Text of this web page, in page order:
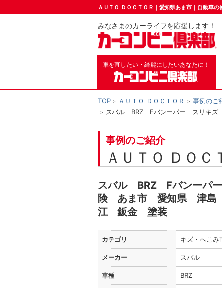
ＡＵＴＯ ＤＯＣＴＯＲ｜愛知県あま市｜自動車
みなさまのカーライフを応援します！
車を直したい・綺麗にしたいあなたに！
TOP ＡＵＴＯ ＤＯＣＴＯＲ
事例のご
スバル BRZ Fバンーパー スリ
事例のご紹介
ＡＵＴＯ ＤＯＣ
スバル BRZ Fバンーパ
険 あま市 愛知県 津
江 鈑金 塗装
カテゴリ キズ・へこみ
メーカー スバル
車種 BRZ